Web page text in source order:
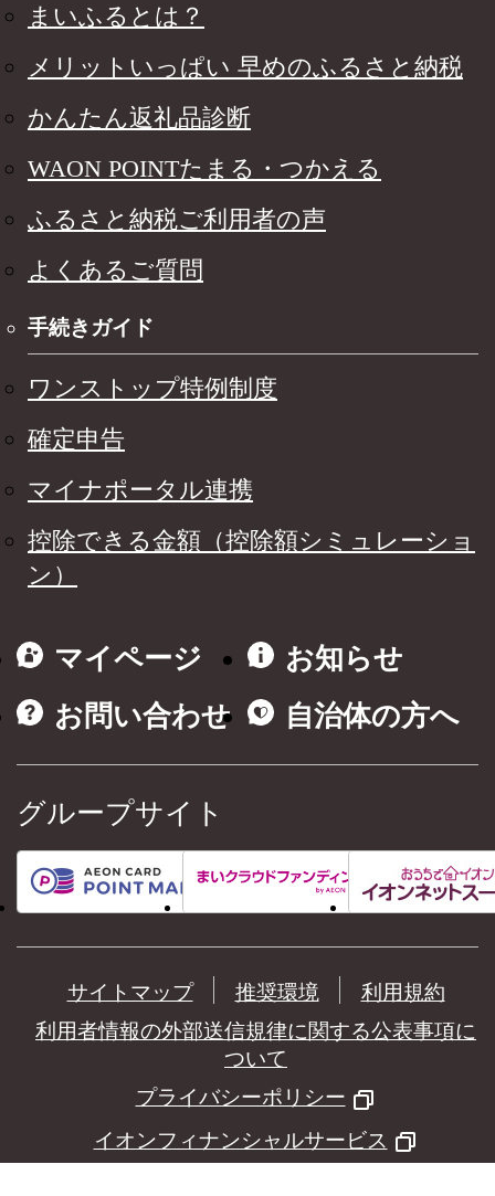
まいふるとは？
メリットいっぱい 早めのふるさと納税
かんたん返礼品診断
WAON POINTたまる・つかえる
ふるさと納税ご利用者の声
よくあるご質問
手続きガイド
ワンストップ特例制度
確定申告
マイナポータル連携
控除できる金額（控除額シミュレーショ
ン）
マイページ
お知らせ
お問い合わせ
自治体の方へ
グループサイト
サイトマップ 推奨環境
利用規約
利用者情報の外部送信規律に関する公表事項に
ついて
プライバシーポリシー
イオンフィナンシャルサービス